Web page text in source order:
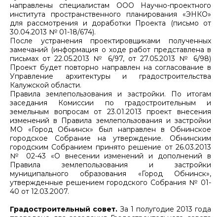
направлены специалистам ООО Научно-проектного
института пространственного планирования «ЭНКО»
для рассмотрения и доработки Проекта (письмо от
30.04.2013 № 01-18/674).
После устранения проектировщиками полученных
замечаний (информация о ходе работ представлена в
письмах от 22.05.2013 № 6/97, от 27.05.2013 № 6/98)
Проект будет повторно направлен на согласование в
Управление архитектуры и градостроительства
Калужской области.
Правила землепользования и застройки. По итогам
заседания Комиссии по градостроительным и
земельным вопросам от 23.01.2013 проект внесения
изменений в Правила землепользования и застройки
МО «Город Обнинск» был направлен в Обнинское
городское Собрание на утверждение. Обнинским
городским Собранием принято решение от 26.03.2013
№ 02-43 «О внесении изменений и дополнений в
Правила землепользования и застройки
муниципального образования «Город Обнинск»,
утвержденные решением городского Собрания № 01-
40 от 12.03.2007.
Градостроительный совет. За 1 полугодие 2013 года